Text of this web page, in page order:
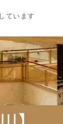
ています